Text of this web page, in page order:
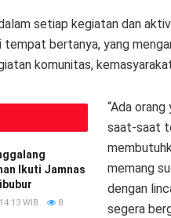
setiap kegiatan dan
tempat bertanya, yang
komunitas,
Ikuti Jamnas
WIB 8
“Ada
saat-saat
memang
dengan
segera